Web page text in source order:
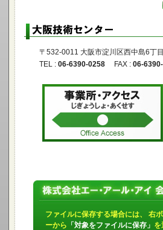
〒532-0011 大阪市淀川区西中島6丁
TEL : 06-6390-0258 FAX : 06-
ファイルに保存する場合には、 右
ーから 「対象をファイルに保存」 を